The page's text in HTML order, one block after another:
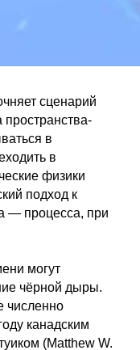
сценарий
пространства-
в
в
физики
подход к
— процесса, при
могут
чёрной дыры.
численно
канадским
(Matthew W.